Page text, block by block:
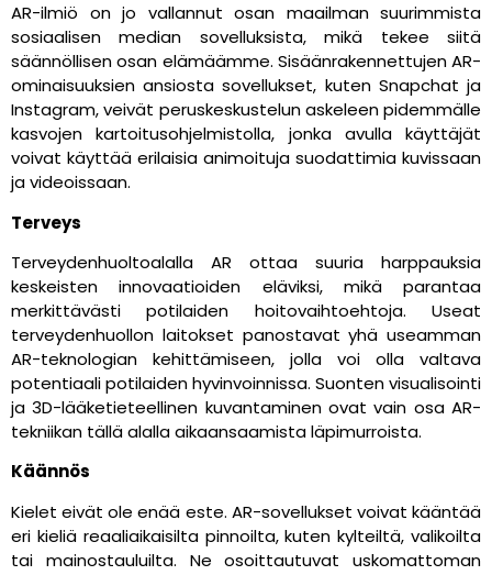
AR-ilmiö on jo vallannut osan maailman suurimmista
sosiaalisen median sovelluksista, mikä tekee siitä
säännöllisen osan elämäämme. Sisäänrakennettujen AR-
ominaisuuksien ansiosta sovellukset, kuten Snapchat ja
Instagram, veivät peruskeskustelun askeleen pidemmälle
kasvojen kartoitusohjelmistolla, jonka avulla käyttäjät
voivat käyttää erilaisia animoituja suodattimia kuvissaan
ja videoissaan.
Terveys
Terveydenhuoltoalalla AR ottaa suuria harppauksia
keskeisten innovaatioiden eläviksi, mikä parantaa
merkittävästi potilaiden hoitovaihtoehtoja. Useat
terveydenhuollon laitokset panostavat yhä useamman
AR-teknologian kehittämiseen, jolla voi olla valtava
potentiaali potilaiden hyvinvoinnissa. Suonten visualisointi
ja 3D-lääketieteellinen kuvantaminen ovat vain osa AR-
tekniikan tällä alalla aikaansaamista läpimurroista.
Käännös
Kielet eivät ole enää este. AR-sovellukset voivat kääntää
eri kieliä reaaliaikaisilta pinnoilta, kuten kylteiltä, valikoilta
tai mainostauluilta. Ne osoittautuvat uskomattoman